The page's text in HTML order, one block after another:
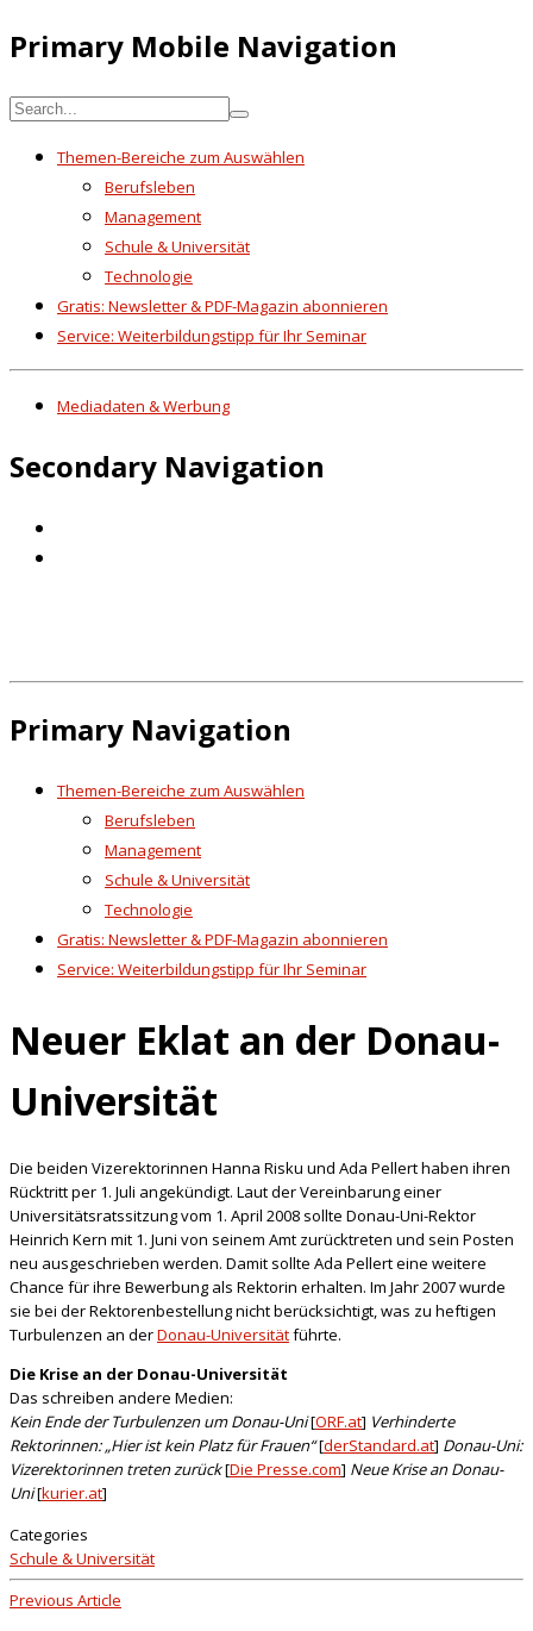
Primary Mobile Navigation
Themen-Bereiche zum Auswählen
Berufsleben
Management
Schule & Universität
Technologie
Gratis: Newsletter & PDF-Magazin abonnieren
Service: Weiterbildungstipp für Ihr Seminar
Mediadaten & Werbung
Secondary Navigation
Primary Navigation
Themen-Bereiche zum Auswählen
Berufsleben
Management
Schule & Universität
Technologie
Gratis: Newsletter & PDF-Magazin abonnieren
Service: Weiterbildungstipp für Ihr Seminar
Neuer Eklat an der Donau-
Universität
Die beiden Vizerektorinnen Hanna Risku und Ada Pellert haben ihren
Rücktritt per 1. Juli angekündigt. Laut der Vereinbarung einer
Universitätsratssitzung vom 1. April 2008 sollte Donau-Uni-Rektor
Heinrich Kern mit 1. Juni von seinem Amt zurücktreten und sein Posten
neu ausgeschrieben werden. Damit sollte Ada Pellert eine weitere
Chance für ihre Bewerbung als Rektorin erhalten. Im Jahr 2007 wurde
sie bei der Rektorenbestellung nicht berücksichtigt, was zu heftigen
Turbulenzen an derDonau-Universitätführte.
Die Krise an der Donau-Universität
Das schreiben andere Medien:
Kein Ende der Turbulenzen um Donau-Uni[ORF.at] Verhinderte
Rektorinnen: „Hier ist kein Platz für Frauen“[derStandard.at] Donau-Uni:
Vizerektorinnen treten zurück[Die Presse.com] Neue Krise an Donau-
Uni[kurier.at]
Categories
Schule & Universität
Previous Article